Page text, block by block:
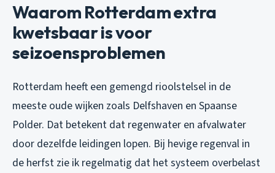
Waarom Rotterdam extra
kwetsbaar is voor
seizoensproblemen
Rotterdam heeft een gemengd rioolstelsel in de
meeste oude wijken zoals Delfshaven en Spaanse
Polder. Dat betekent dat regenwater en afvalwater
door dezelfde leidingen lopen. Bij hevige regenval in
de herfst zie ik regelmatig dat het systeem overbelast